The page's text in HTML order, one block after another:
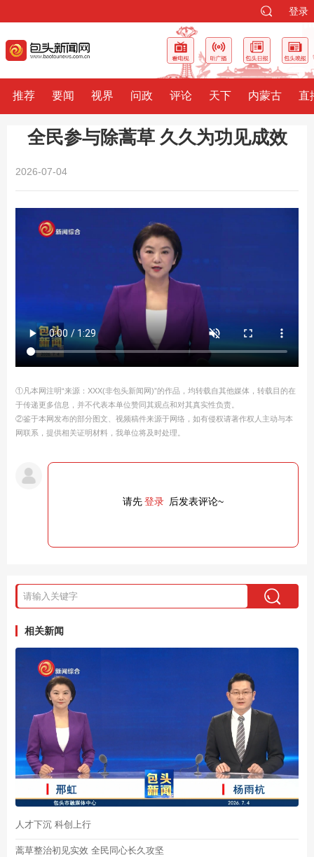
登录
推荐 要闻 视界 问政 评论 天下 内蒙古 直
全民参与除蒿草 久久为功见成效
2026-07-04
①凡本网注明“来源：XXX(非包头新闻网)”的作品，均转载自其他媒体，转载目的在
于传递更多信息，并不代表本单位赞同其观点和对其真实性负责。
②鉴于本网发布的部分图文、视频稿件来源于网络，如有侵权请著作权人主动与本
网联系，提供相关证明材料，我单位将及时处理。
请先登录 后发表评论~
相关新闻
人才下沉 科创上行
蒿草整治初见实效 全民同心长久攻坚